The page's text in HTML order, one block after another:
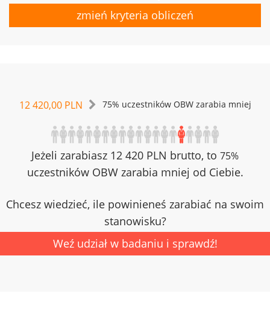
zmień kryteria obliczeń
12 420,00 PLN 75% uczestników OBW zarabia mniej
Jeżeli zarabiasz 12 420 PLN brutto, to 75%
uczestników OBW zarabia mniej od Ciebie.
Chcesz wiedzieć, ile powinieneś zarabiać na swoim
stanowisku?
Weź udział w badaniu i sprawdź!